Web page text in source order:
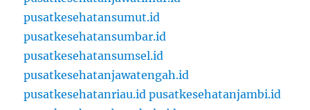
pusatkesehatansumut.id
pusatkesehatansumbar.id
pusatkesehatansumsel.id
pusatkesehatanjawatengah.id
pusatkesehatanriau.id pusatkesehatanjambi.id